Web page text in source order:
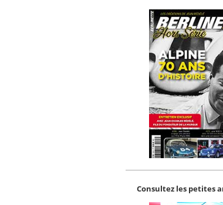
Consultez les petites